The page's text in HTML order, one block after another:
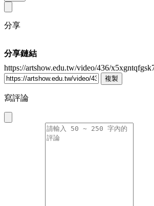
分享
分享鏈結
https://artshow.edu.tw/video/436/
複製
寫評論